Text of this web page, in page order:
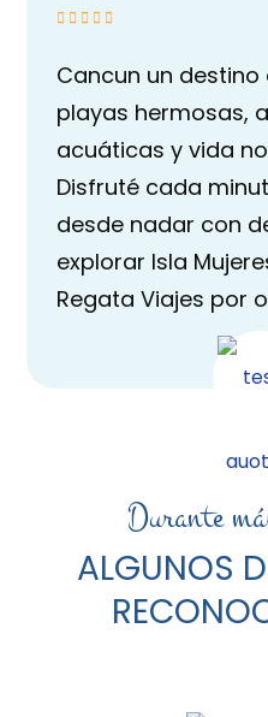
Cancun un
playas hermosas,
acuáticas y vida
Disfruté cada
desde nadar con
explorar Isla
Regata Viajes por
Durante
ALGUNOS